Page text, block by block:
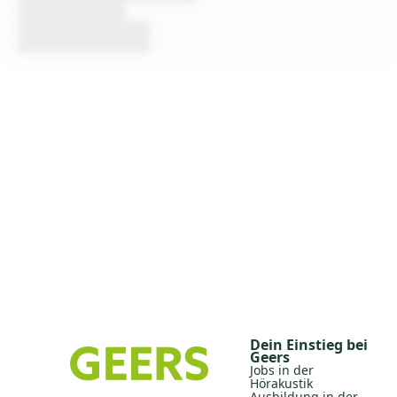
Dein Einstieg bei
Geers
Jobs in der
Hörakustik